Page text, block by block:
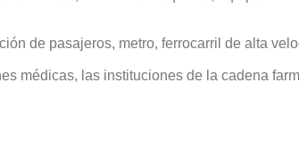
de pasajeros, metro, ferrocarril de alta
médicas, las instituciones de la cadena